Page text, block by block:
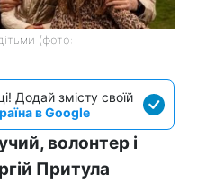
(фото:
Додай змісту своїй
в Google
волонтер і
Притула